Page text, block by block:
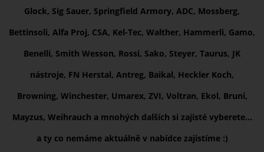
Glock, Sig Sauer, Springfield Armory, ADC, Mossberg,
Bettinsoli, Alfa Proj, CSA, Kel-Tec, Walther, Hammerli, Gamo,
Benelli, Smith Wesson, Rossi, Sako, Steyer, Taurus, JK
nástroje, FN Herstal, Antreg, Baikal, Heckler Koch,
Browning, Winchester, Umarex, ZVI, Voltran, Ekol, Bruni,
Mayzus, Weihrauch a mnohých dalších si zajisté vyberete...
a ty co nemáme aktuálně v nabídce zajistíme :)